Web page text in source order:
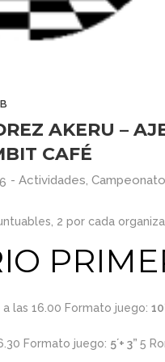
2026
JUNIO
30
TODAS
27
ABRIL
AKERU –
CAFÉ
- Actividades,
2 por cada
las 16.00 Formato juego:
Formato juego: 5´+ 3” 5